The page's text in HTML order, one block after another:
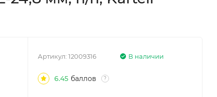
В наличии
Артикул:12009316
6.45 баллов ?